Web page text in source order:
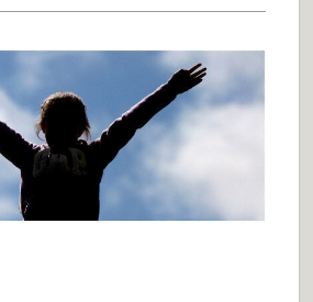
EXPERIENCIA
PERSONAL